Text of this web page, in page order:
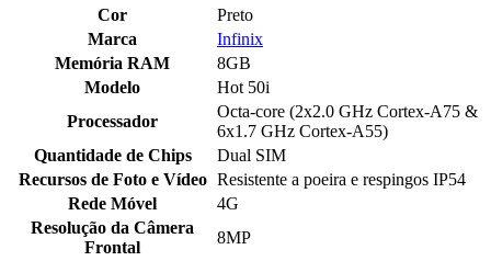
Cor
Preto
Marca
Infinix
Memória RAM
8GB
Modelo
Hot 50i
Processador
Octa-core (2x2.0 GHz Cortex-A75 &
6x1.7 GHz Cortex-A55)
Quantidade de Chips
Dual SIM
Recursos de Foto e Vídeo Resistente a poeira e respingos IP54
Rede Móvel
4G
Resolução da Câmera
Frontal
8MP